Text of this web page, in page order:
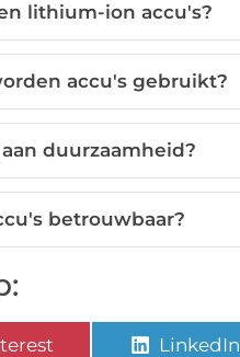
lithium-ion accu's?
accu's gebruikt?
duurzaamheid?
betrouwbaar?
LinkedIn